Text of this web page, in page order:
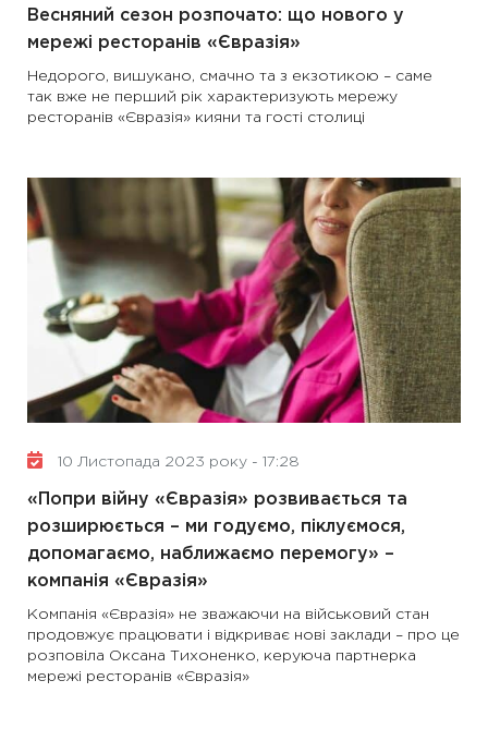
Весняний сезон розпочато: що нового у
мережі ресторанів «Євразія»
Недорого, вишукано, смачно та з екзотикою – саме
так вже не перший рік характеризують мережу
ресторанів «Євразія» кияни та гості столиці
10 Листопада 2023 року - 17:28
«Попри війну «Євразія» розвивається та
розширюється – ми годуємо, піклуємося,
допомагаємо, наближаємо перемогу» –
компанія «Євразія»
Компанія «Євразія» не зважаючи на військовий стан
продовжує працювати і відкриває нові заклади – про це
розповіла Оксана Тихоненко, керуюча партнерка
мережі ресторанів «Євразія»